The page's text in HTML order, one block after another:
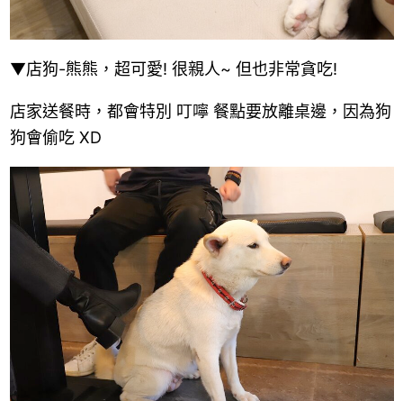
▼店狗-熊熊，超可愛! 很親人~ 但也非常貪吃!
店家送餐時，都會特別 叮嚀 餐點要放離桌邊，因為狗
狗會偷吃 XD